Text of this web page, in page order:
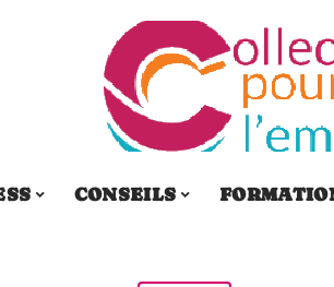
CONSEILS